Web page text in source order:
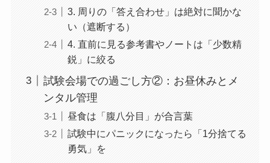
3. 周りの「答え合わせ」は絶対に聞かな
い（遮断する）
4. 直前に見る参考書やノートは「少数精
鋭」に絞る
試験会場での過ごし方②：お昼休みとメ
ンタル管理
昼食は「腹八分目」が合言葉
試験中にパニックになったら「1分捨てる
勇気」を